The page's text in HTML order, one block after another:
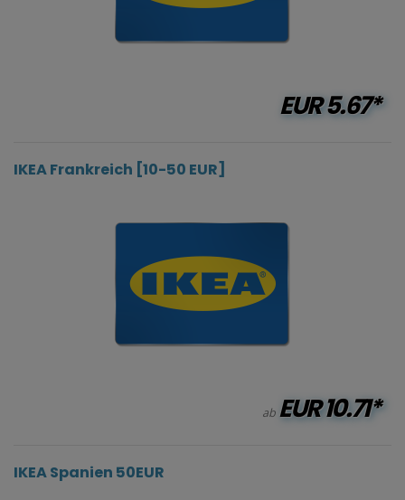
EUR5.67*
IKEA Frankreich [10-50 EUR]
ab EUR10.71*
IKEA Spanien 50EUR